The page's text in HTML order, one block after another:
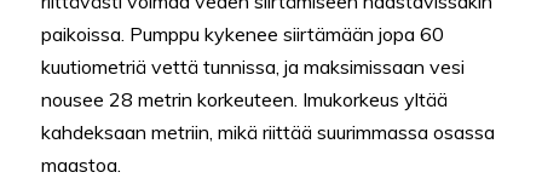
paikoissa. Pumppu kykenee siirtämään jopa 60
kuutiometriä vettä tunnissa, ja maksimissaan vesi
nousee 28 metrin korkeuteen. Imukorkeus yltää
kahdeksaan metriin, mikä riittää suurimmassa osassa
maastoa.